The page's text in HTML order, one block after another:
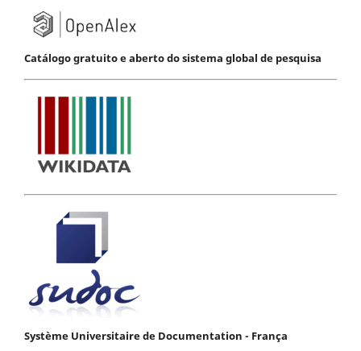
Catálogo gratuito e aberto do sistema global de pesquisa
Système Universitaire de Documentation - França